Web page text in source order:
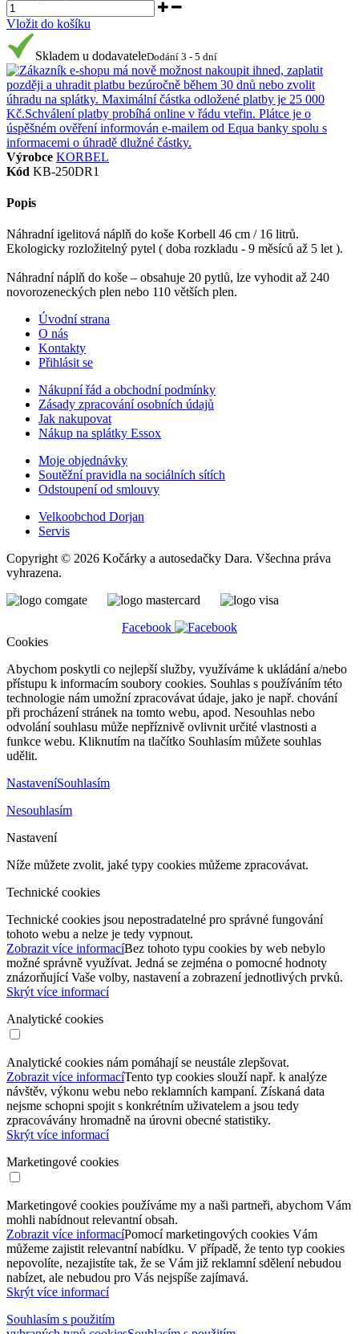
Vložit do košíku
Skladem u dodavateleDodání 3 - 5 dní
Výrobce KORBEL
Kód KB-250DR1
Popis
Náhradní igelitová náplň do koše Korbell 46 cm / 16 litrů.
Ekologicky rozložitelný pytel ( doba rozkladu - 9 měsíců až 5 let ).
Náhradní náplň do koše – obsahuje 20 pytlů, lze vyhodit až 240
novorozeneckých plen nebo 110 větších plen.
Úvodní strana
O nás
Kontakty
Přihlásit se
Nákupní řád a obchodní podmínky
Zásady zpracování osobních údajů
Jak nakupovat
Nákup na splátky Essox
Moje objednávky
Soutěžní pravidla na sociálních sítích
Odstoupení od smlouvy
Velkoobchod Dorjan
Servis
Copyright © 2026 Kočárky a autosedačky Dara. Všechna práva
vyhrazena.
Facebook
Cookies
Abychom poskytli co nejlepší služby, využíváme k ukládání a/nebo
přístupu k informacím soubory cookies. Souhlas s používáním této
technologie nám umožní zpracovávat údaje, jako je např. chování
při procházení stránek na tomto webu, apod. Nesouhlas nebo
odvolání souhlasu může nepříznivě ovlivnit určité vlastnosti a
funkce webu. Kliknutím na tlačítko Souhlasím můžete souhlas
udělit.
NastaveníSouhlasím
Nesouhlasím
Nastavení
Níže můžete zvolit, jaké typy cookies můžeme zpracovávat.
Technické cookies
Technické cookies jsou nepostradatelné pro správné fungování
tohoto webu a nelze je tedy vypnout.
Zobrazit více informacíBez tohoto typu cookies by web nebylo
možné správně využívat. Jedná se zejména o pomocné hodnoty
znázorňující Vaše volby, nastavení a zobrazení jednotlivých prvků.
Skrýt více informací
Analytické cookies
Analytické cookies nám pomáhají se neustále zlepšovat.
Zobrazit více informacíTento typ cookies slouží např. k analýze
návštěv, výkonu webu nebo reklamních kampaní. Získaná data
nejsme schopni spojit s konkrétním uživatelem a jsou tedy
zpracovávány hromadně na úrovni obecné statistiky.
Skrýt více informací
Marketingové cookies
Marketingové cookies používáme my a naši partneři, abychom Vám
mohli nabídnout relevantní obsah.
Zobrazit více informacíPomocí marketingových cookies Vám
můžeme zajistit relevantní nabídku. V případě, že tento typ cookies
nepovolíte, nezajistíte tak, že se Vám již reklamní sdělení nebudou
nabízet, ale nebudou pro Vás nejspíše zajímavá.
Skrýt více informací
Souhlasím s použitím